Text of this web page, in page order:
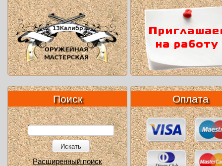
Поиск
Искать
Расширенный поиск
Оплата